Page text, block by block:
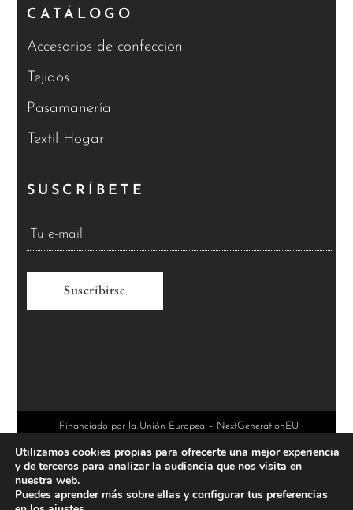
CATÁLOGO
Accesorios de confeccion
Tejidos
Pasamanería
Textil Hogar
SUSCRÍBETE
n
a
t
Financiado por la Unión Europea – NextGenerationEU
Utilizamos cookies propias para ofrecerte una mejor experiencia
y de terceros para analizar la audiencia que nos visita en
nuestra web.
Puedes aprender más sobre ellas y configurar tus preferencias